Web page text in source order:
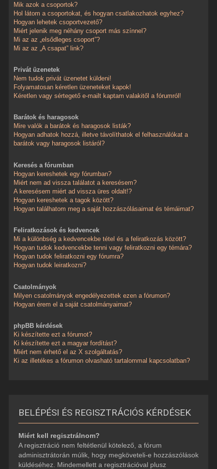
Mik azok a csoportok?
Hol látom a csoportokat, és hogyan csatlakozhatok egyhez?
Hogyan lehetek csoportvezető?
Miért jelenik meg néhány csoport más színnel?
Mi az az „elsődleges csoport”?
Mi az az „A csapat” link?
Privát üzenetek
Nem tudok privát üzenetet küldeni!
Folyamatosan kéretlen üzeneteket kapok!
Kéretlen vagy sértegető e-mailt kaptam valakitől a fórumról!
Barátok és haragosok
Mire valók a barátok és haragosok listák?
Hogyan adhatok hozzá, illetve távolíthatok el felhasználókat a
barátok vagy haragosok listáról?
Keresés a fórumban
Hogyan kereshetek egy fórumban?
Miért nem ad vissza találatot a keresésem?
A keresésem miért ad vissza üres oldalt!?
Hogyan kereshetek a tagok között?
Hogyan találhatom meg a saját hozzászólásaimat és témáimat?
Feliratkozások és kedvencek
Mi a különbség a kedvencekbe tétel és a feliratkozás között?
Hogyan tudok kedvencekbe tenni vagy feliratkozni egy témára?
Hogyan tudok feliratkozni egy fórumra?
Hogyan tudok leiratkozni?
Csatolmányok
Milyen csatolmányok engedélyezettek ezen a fórumon?
Hogyan érem el a saját csatolmányaimat?
phpBB kérdések
Ki készítette ezt a fórumot?
Ki készítette ezt a magyar fordítást?
Miért nem érhető el az X szolgáltatás?
Ki az illetékes a fórumon olvasható tartalommal kapcsolatban?
BELÉPÉSI ÉS REGISZTRÁCIÓS KÉRDÉSEK
Miért kell regisztrálnom?
A regisztráció nem feltétlenül kötelező, a fórum
adminisztrátorán múlik, hogy megköveteli-e hozzászólások
küldéséhez. Mindemellett a regisztrációval plusz